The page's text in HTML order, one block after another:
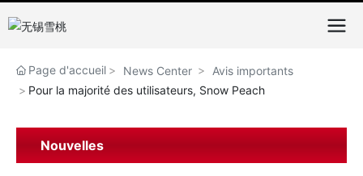
Page d'accueil News Center
Avis importants
Pour la majorité des utilisateurs, Snow Peach
Nouvelles